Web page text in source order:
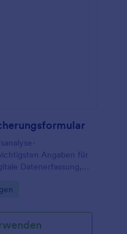
Angaben für
Datenerfassung,
nutzen.